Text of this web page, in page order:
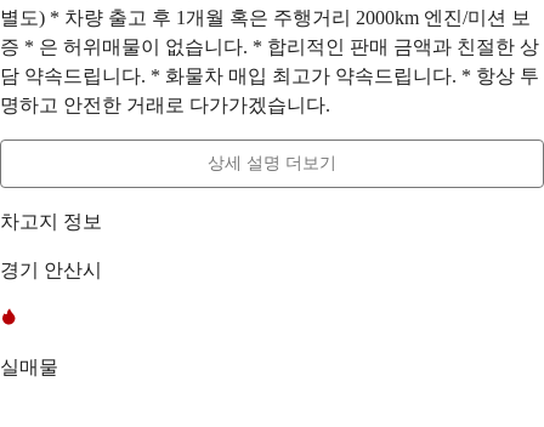
별도) * 차량 출고 후 1개월 혹은 주행거리 2000km 엔진/미션 보
증 * 은 허위매물이 없습니다. * 합리적인 판매 금액과 친절한 상
담 약속드립니다. * 화물차 매입 최고가 약속드립니다. * 항상 투
명하고 안전한 거래로 다가가겠습니다.
상세 설명 더보기
차고지 정보
경기 안산시
실매물